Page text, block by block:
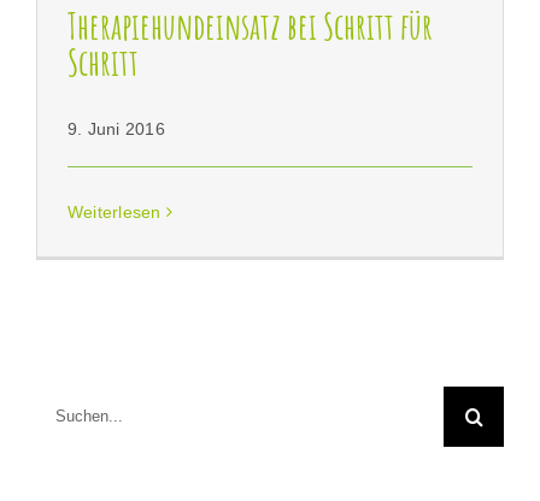
Therapiehundeinsatz bei Schritt für
Schritt
9. Juni 2016
Weiterlesen